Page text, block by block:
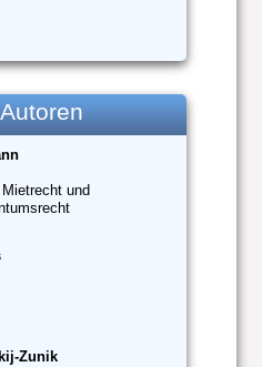
und
Zunik